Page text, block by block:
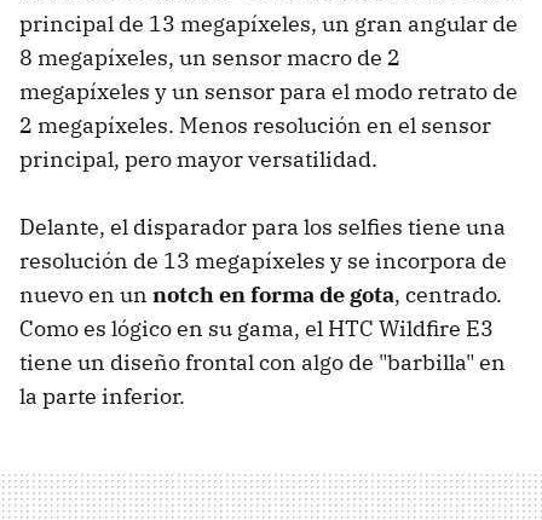
principal de 13 megapíxeles, un gran angular de
8 megapíxeles, un sensor macro de 2
megapíxeles y un sensor para el modo retrato de
2 megapíxeles. Menos resolución en el sensor
principal, pero mayor versatilidad.
Delante, el disparador para los selfies tiene una
resolución de 13 megapíxeles y se incorpora de
nuevo en un notch en forma de gota, centrado.
Como es lógico en su gama, el HTC Wildfire E3
tiene un diseño frontal con algo de "barbilla" en
la parte inferior.